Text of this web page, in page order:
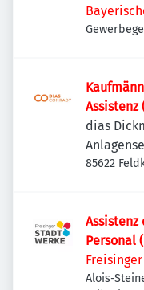
Assistenz
dias
85622
Assistenz
Personal
Alois-